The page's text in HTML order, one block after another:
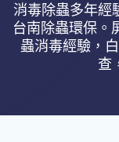
消毒除蟲多年經
台南除蟲環保。
蟲消毒經驗，
查